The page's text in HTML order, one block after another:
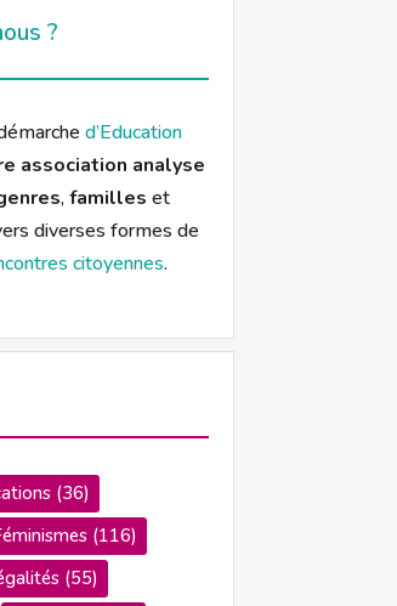
?
d’Education
association analyse
,familles et
diverses formes de
citoyennes.
(36)
(116)
(55)